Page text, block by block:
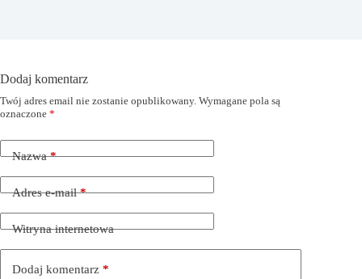
Dodaj komentarz
Twój adres email nie zostanie opublikowany. Wymagane pola są
oznaczone *
Nazwa*
Adres e-mail*
Witryna internetowa
Dodaj komentarz *